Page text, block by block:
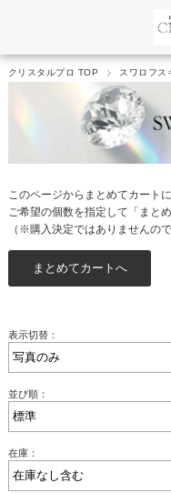
クリスタルプロ TOP スワロフス
このページからまとめてカート
ご希望の個数を指定して「まと
（※購入決定ではありませんの
表示切替：
並び順：
在庫：